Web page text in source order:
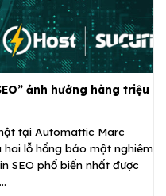
ảnh hưởng hàng triệu
tại Automattic Marc
lỗ hổng bảo mật nghiêm
SEO phổ biến nhất được